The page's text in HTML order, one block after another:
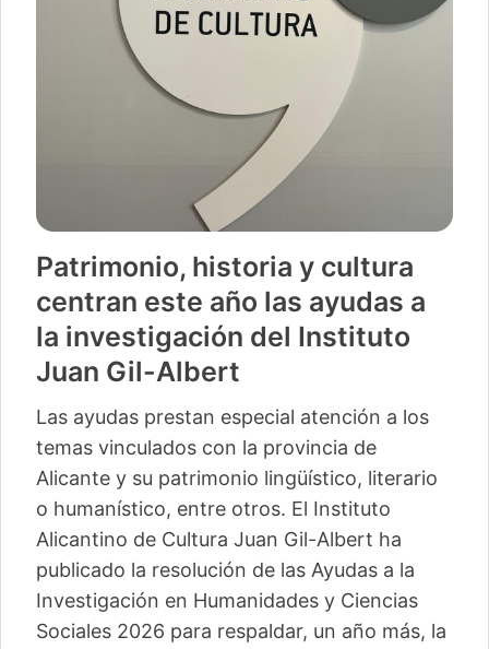
Patrimonio, historia y cultura
centran este año las ayudas a
la investigación del Instituto
Juan Gil-Albert
Las ayudas prestan especial atención a los
temas vinculados con la provincia de
Alicante y su patrimonio lingüístico, literario
o humanístico, entre otros. El Instituto
Alicantino de Cultura Juan Gil-Albert ha
publicado la resolución de las Ayudas a la
Investigación en Humanidades y Ciencias
Sociales 2026 para respaldar, un año más, la